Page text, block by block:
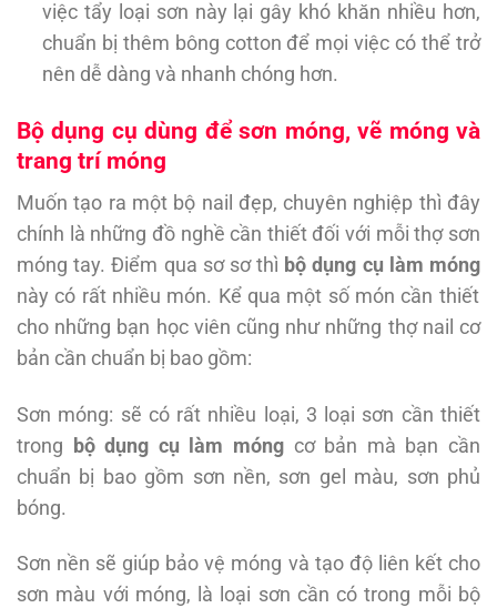
việc tẩy loại sơn này lại gây khó khăn nhiều hơn,
chuẩn bị thêm bông cotton để mọi việc có thể trở
nên dễ dàng và nhanh chóng hơn.
Bộ dụng cụ dùng để sơn móng, vẽ móng và
trang trí móng
Muốn tạo ra một bộ nail đẹp, chuyên nghiệp thì đây
chính là những đồ nghề cần thiết đối với mỗi thợ sơn
móng tay. Điểm qua sơ sơ thì bộ dụng cụ làm móng
này có rất nhiều món. Kể qua một số món cần thiết
cho những bạn học viên cũng như những thợ nail cơ
bản cần chuẩn bị bao gồm:
Sơn móng: sẽ có rất nhiều loại, 3 loại sơn cần thiết
trong
bộ dụng cụ làm móng cơ bản mà bạn cần
chuẩn bị bao gồm sơn nền, sơn gel màu, sơn phủ
bóng.
Sơn nền sẽ giúp bảo vệ móng và tạo độ liên kết cho
sơn màu với móng, là loại sơn cần có trong mỗi bộ